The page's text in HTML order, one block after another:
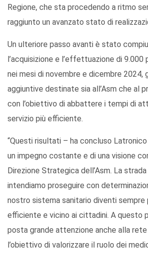
Regione, che sta procedendo a ritmo
raggiunto un avanzato stato di
Un ulteriore passo avanti è stato
l’acquisizione e l’effettuazione di 9.000
nei mesi di novembre e dicembre 2024,
aggiuntive destinate sia all’Asm che al
con l’obiettivo di abbattere i tempi di
servizio più efficiente.
“Questi risultati – ha concluso
un impegno costante e di una visione
Direzione Strategica dell’Asm. La
intendiamo proseguire con
nostro sistema sanitario diventi sempre
efficiente e vicino ai cittadini. A questo
posta grande attenzione anche alla
l’obiettivo di valorizzare il ruolo dei